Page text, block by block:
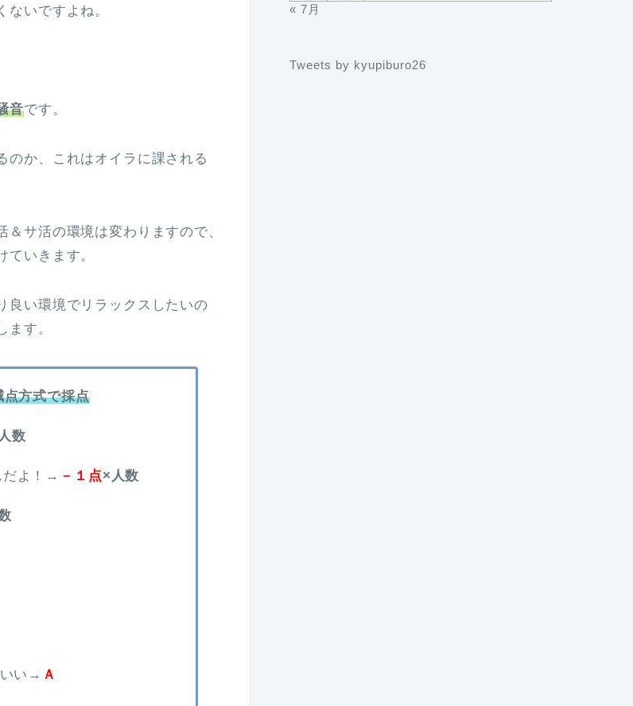
いですよね。
音です。
のか、これはオイラに課される
サ活の環境は変わりますので、
いきます。
良い環境でリラックスしたいの
す。
点方式で採点
数
だよ！→ －１点×人数
い→ Ａ
« 7月
Tweets by kyupiburo26